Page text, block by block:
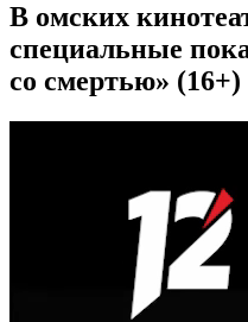
В омских
специальные
со смертью» (16+)